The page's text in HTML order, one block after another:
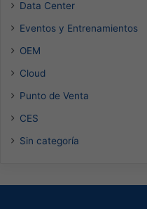
Data Center
Eventos y Entrenamientos
OEM
Cloud
Punto de Venta
CES
Sin categoría